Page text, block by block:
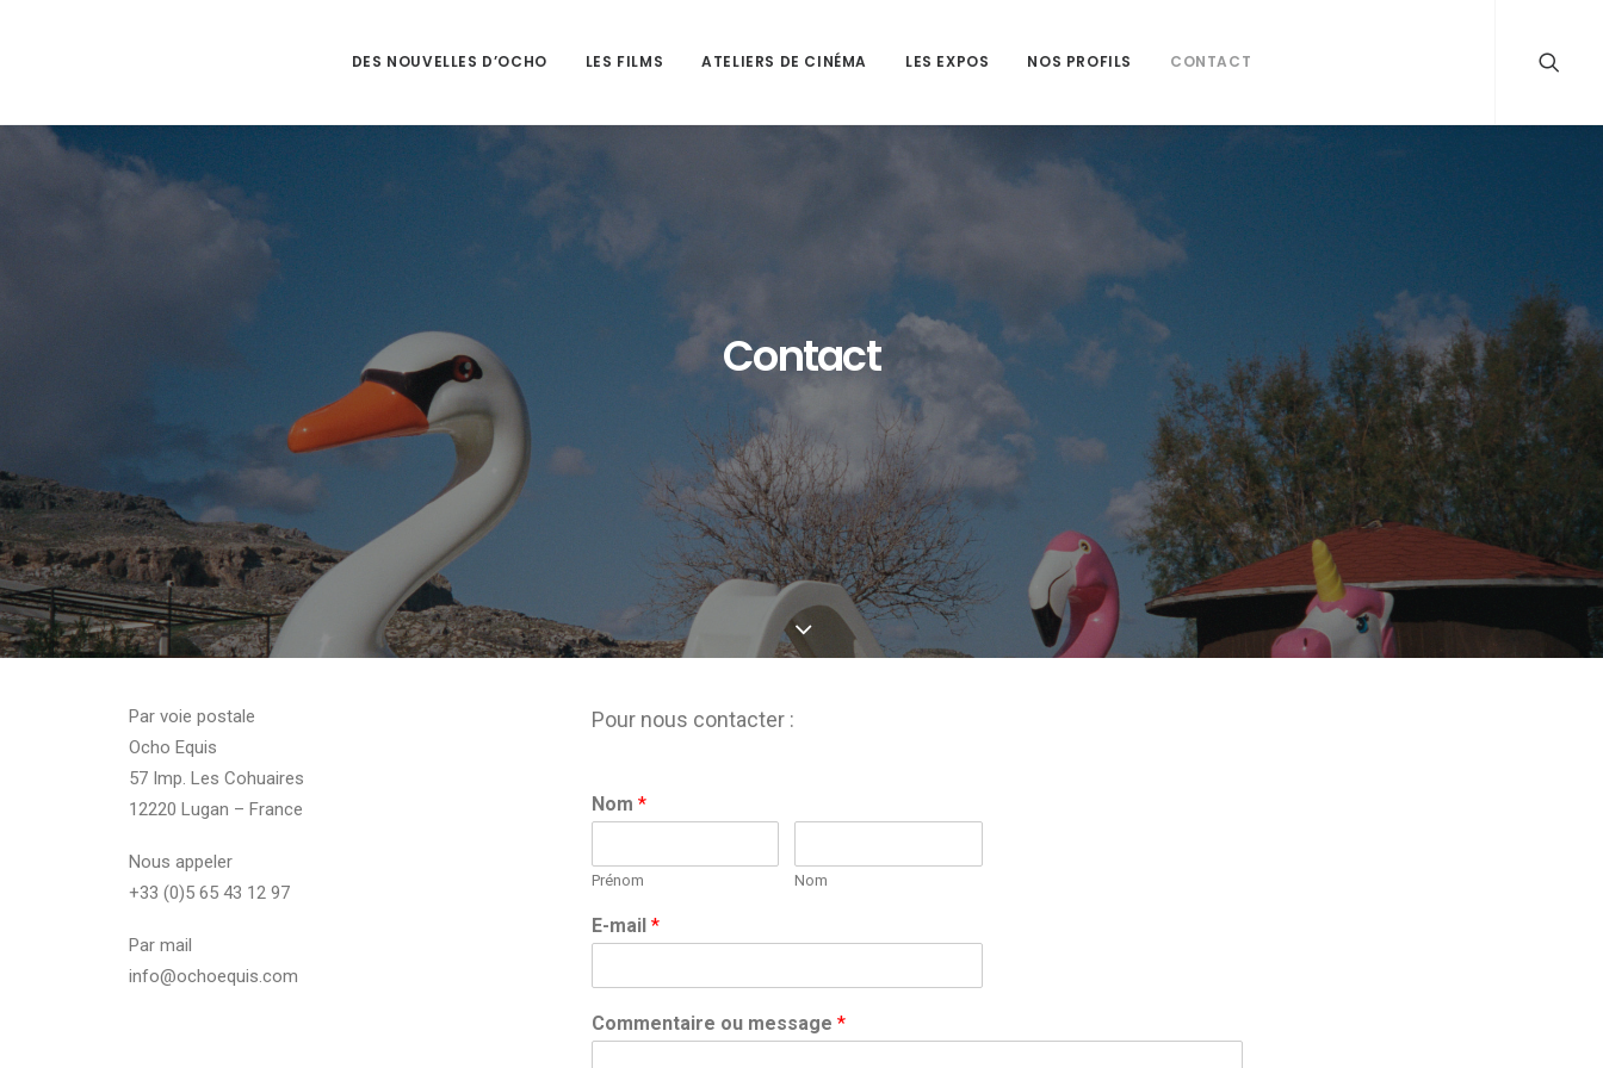
DES NOUVELLES D’OCHO LES FILMS ATELIERS DE CINÉMA LES EXPOS NOS PROFILS CONTACT
Contact
Par voie postale
Ocho Equis
57 Imp. Les Cohuaires
12220 Lugan – France
Nous appeler
+33 (0)5 65 43 12 97
Par mail
info@ochoequis.com
Pour nous contacter :
Nom *
Prénom Nom
E-mail *
Commentaire ou message *